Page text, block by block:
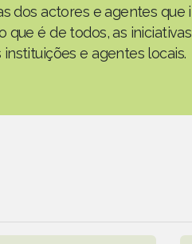
dos actores e agentes
que é de todos, as
e agentes locais.